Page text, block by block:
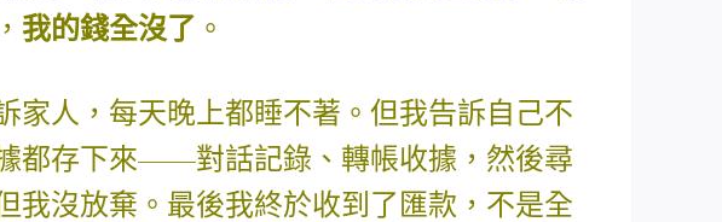
我的錢全沒了 。
家人，每天晚上都睡不著。但我告訴自己不
都存下來——對話記錄、轉帳收據，然後尋
我沒放棄。最後我終於收到了匯款，不是全